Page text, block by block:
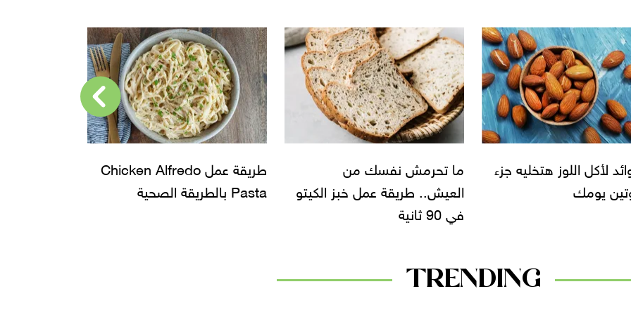
نفسك من
طريقة عمل خبز الكيتو
طريقة عمل Chicken Alfredo
Pasta بالطريقة الصحية
في صينية واحدة، طريقة عمل
الفراخ الصحية بالخضروات
TRENDING